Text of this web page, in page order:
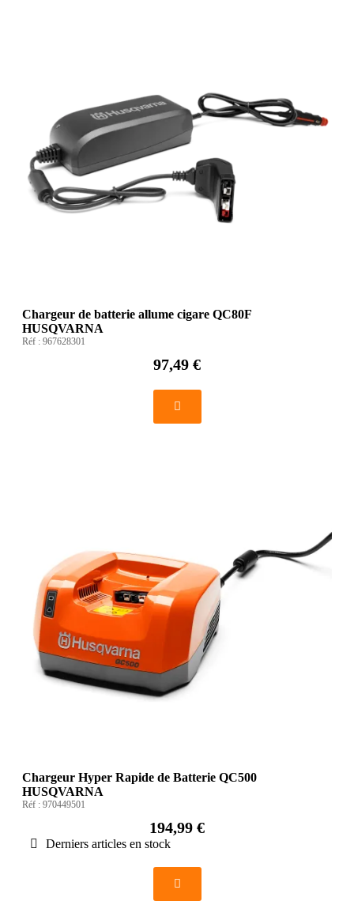
Chargeur de batterie allume cigare QC80F
HUSQVARNA
Réf : 967628301
97,49 €
Chargeur Hyper Rapide de Batterie QC500
HUSQVARNA
Réf : 970449501
194,99 €
Derniers articles en stock